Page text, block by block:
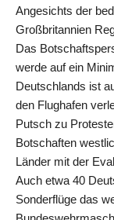
Angesichts der
Großbritannien
Das
werde auf ein
Deutschlands ist
den Flughafen
Putsch zu
Botschaften
Länder mit der
Auch etwa 40
Sonderflüge das